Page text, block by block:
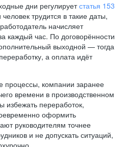
дни регулируетстатья 153
человек трудится в такие даты,
начисляет
каждый час. По договорённости
выходной — тогда
а оплата идёт
процессы, компании заранее
времени в производственном
избежать переработок,
оформить
руководителям точнее
и не допускать ситуаций,